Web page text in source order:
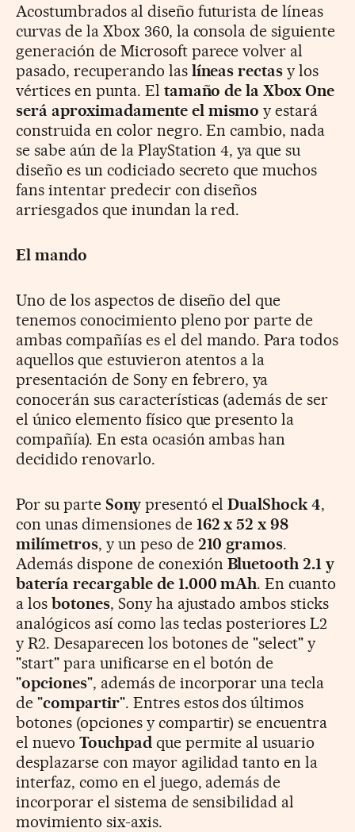
Acostumbrados al diseño futurista de líneas
curvas de la Xbox 360, la consola de siguiente
generación de Microsoft parece volver al
pasado, recuperando las líneas rectas y los
vértices en punta. El tamaño de la Xbox One
será aproximadamente el mismo y estará
construida en color negro. En cambio, nada
se sabe aún de la PlayStation 4, ya que su
diseño es un codiciado secreto que muchos
fans intentar predecir con diseños
arriesgados que inundan la red.
El mando
Uno de los aspectos de diseño del que
tenemos conocimiento pleno por parte de
ambas compañías es el del mando. Para todos
aquellos que estuvieron atentos a la
presentación de Sony en febrero, ya
conocerán sus características (además de ser
el único elemento físico que presento la
compañía). En esta ocasión ambas han
decidido renovarlo.
Por su parte Sonypresentó elDualShock 4,
con unas dimensiones de 162 x 52 x 98
milímetros, y un peso de 210 gramos.
Además dispone de conexión Bluetooth 2.1 y
batería recargable de 1.000 mAh. En cuanto
a los botones, Sony ha ajustado ambos sticks
analógicos así como las teclas posteriores L2
y R2. Desaparecen los botones de "select" y
"start" para unificarse en el botón de
"opciones", además de incorporar una tecla
de "compartir". Entres estos dos últimos
botones (opciones y compartir) se encuentra
el nuevo Touchpad que permite al usuario
desplazarse con mayor agilidad tanto en la
interfaz, como en el juego, además de
incorporar el sistema de sensibilidad al
movimiento six-axis.